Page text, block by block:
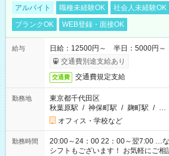
アルバイト 職種未経験OK 社会人未経験OK
ブランクOK
WEB登録・面接OK
給与
日給：12500円～ 半日：5000円～
交通費別途支給あり
交通費 交通費規定支給
勤務地
東京都千代田区
秋葉原駅 / 神保町駅 / 麹町駅 / …
オフィス・学校など
勤務時間
20:00～24：00 22：00～翌7:00 …など1
シフトもございます！ お気軽にご相